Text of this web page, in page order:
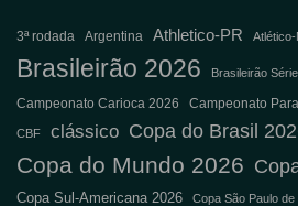
3ª rodada Argentina Athletico-PR Atlético-
Brasileirão 2026 Brasileirão
Campeonato Carioca 2026 Campeonato
CBF clássico Copa do Brasil
Copa do Mundo 2026
Copa Sul-Americana 2026 Copa São Paulo